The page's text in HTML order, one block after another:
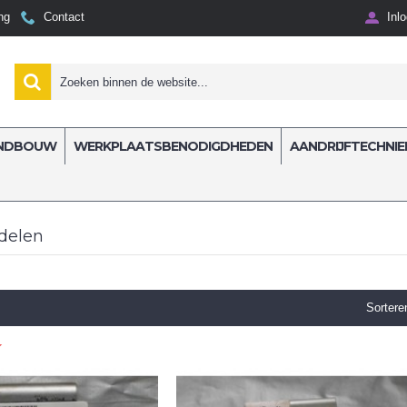
Contact
WERKPLAATSBENODIGDHEDEN